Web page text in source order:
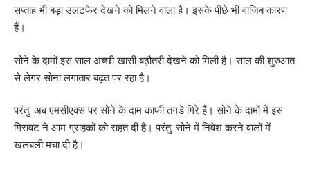
सप्ताह भी बड़ा उलटफेर देखने को मिलने वाला है। इसके पीछे भी वाजिब कारण
हैं।
सोने के दामों इस साल अच्छी खासी बढ़ौतरी देखने को मिली है। साल की शुरुआत
से लेगर सोना लगातार बढ़त पर रहा है।
परंतु, अब एमसीएक्स पर सोने के दाम काफी तगड़े गिरे हैं। सोने के दामों में इस
गिरावट ने आम ग्राहकों को राहत दी है। परंतु, सोने में निवेश करने वालों में
खलबली मचा दी है।